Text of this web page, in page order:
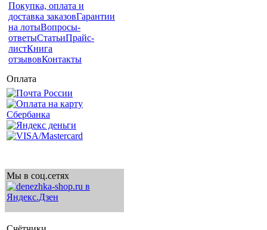
Покупка, оплата и
доставка заказовГарантии
на лотыВопросы-
ответыСтатьиПрайс-
листКнига
отзывовКонтакты
Оплата
Мы в соц.сетях